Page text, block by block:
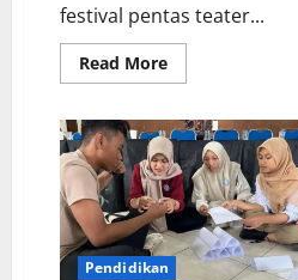
festival pentas teater...
Read MoreRead
more
Tradisional
Siswa
SMP
Labschool
Unesa
3
Memukai
Penonton
Pendidikan